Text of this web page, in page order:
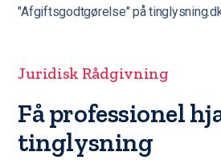
"Afgiftsgodtgørelse" på
Juridisk Rådgivning
Få professionel
tinglysning